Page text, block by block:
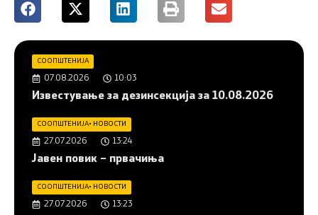
СООПШТЕНИЈА
07.08.2026 10:03
Известување за дезинсекција за 10.08.2026
СООПШТЕНИЈА• НОВОСТИ
27.07.2026 13:24
Јавен повик – првачиња
СООПШТЕНИЈА• НОВОСТИ
27.07.2026 13:23